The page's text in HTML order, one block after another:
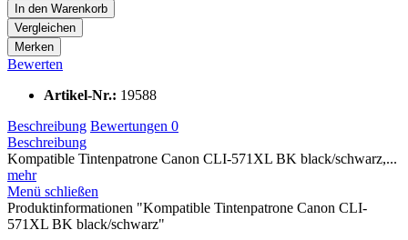
In den Warenkorb
Vergleichen
Merken
Bewerten
Artikel-Nr.: 19588
Beschreibung Bewertungen 0
Beschreibung
Kompatible Tintenpatrone Canon CLI-571XL BK black/schwarz,...
mehr
Menü schließen
Produktinformationen "Kompatible Tintenpatrone Canon CLI-
571XL BK black/schwarz"